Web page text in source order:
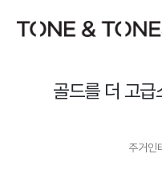
골드를 더 고
주거인